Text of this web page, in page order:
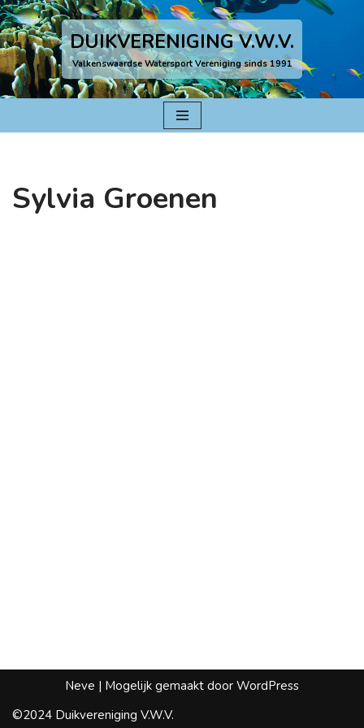
Ga
naar
de
inhoud
DUIKVERENIGING V.W.V.
Valkenswaardse Watersport Vereniging sinds 1991
Sylvia Groenen
Neve | Mogelijk gemaakt door WordPress
©2024 Duikvereniging V.W.V.